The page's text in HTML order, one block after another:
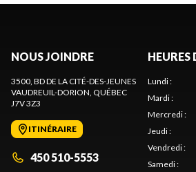
NOUS JOINDRE
3500, BD DE LA CITÉ-DES-JEUNES
VAUDREUIL-DORION, QUÉBEC
J7V 3Z3
ITINÉRAIRE
450 510-5553
Lundi:
Mardi:
Mercredi:
Jeudi:
Vendredi:
Samedi: